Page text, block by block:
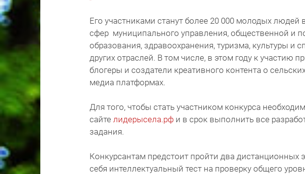
Его участниками станут более 20 000 молодых людей
сфер муниципального управления, общественной и
образования, здравоохранения, туризма, культуры и
других отраслей. В том числе, в этом году к участию
блогеры и создатели креативного контента о
медиа платформах.
Для того, чтобы стать участником конкурса
сайте лидерысела.рф и в срок выполнить все
задания.
Конкурсантам предстоит пройти два дистанционных
себя интеллектуальный тест на проверку общего